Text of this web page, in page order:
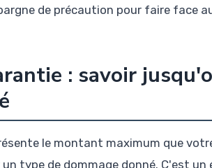
de précaution pour faire face
: savoir
le montant maximum que
type de dommage donné. C'est